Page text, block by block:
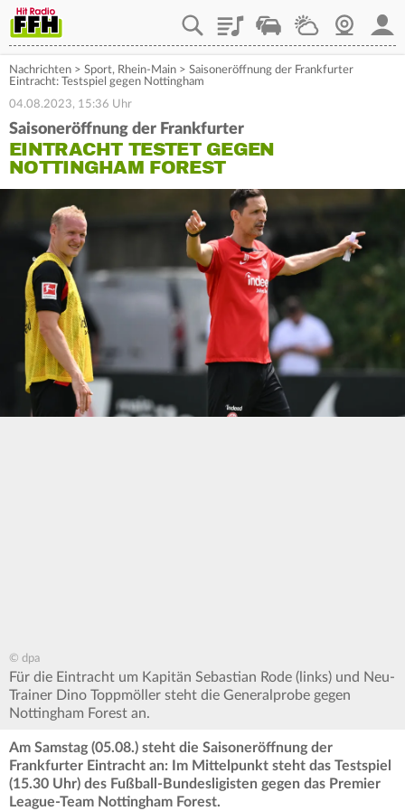
PlaylistStaupilotWetterWebcam
Nachrichten > Sport, Rhein-Main > Saisoneröffnung der Frankfurter
Eintracht: Testspiel gegen Nottingham
04.08.2023, 15:36 Uhr
Saisoneröffnung der Frankfurter
EINTRACHT TESTET GEGEN
NOTTINGHAM FOREST
© dpa
Für die Eintracht um Kapitän Sebastian Rode (links) und Neu-
Trainer Dino Toppmöller steht die Generalprobe gegen
Nottingham Forest an.
Am Samstag (05.08.) steht die Saisoneröffnung der
Frankfurter Eintracht an: Im Mittelpunkt steht das Testspiel
(15.30 Uhr) des Fußball-Bundesligisten gegen das Premier
League-Team Nottingham Forest.